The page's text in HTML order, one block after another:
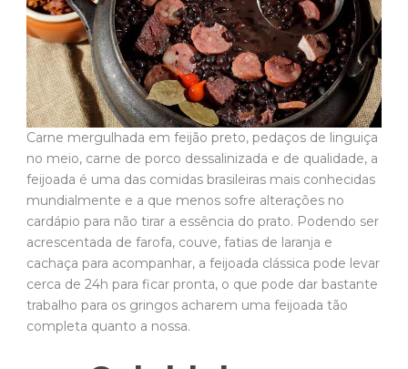
Carne mergulhada em feijão preto, pedaços de linguiça
no meio, carne de porco dessalinizada e de qualidade, a
feijoada é uma das comidas brasileiras mais conhecidas
mundialmente e a que menos sofre alterações no
cardápio para não tirar a essência do prato. Podendo ser
acrescentada de farofa, couve, fatias de laranja e
cachaça para acompanhar, a feijoada clássica pode levar
cerca de 24h para ficar pronta, o que pode dar bastante
trabalho para os gringos acharem uma feijoada tão
completa quanto a nossa.